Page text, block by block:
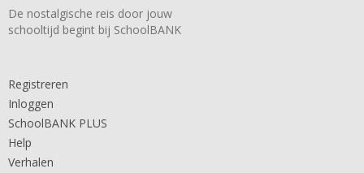
De nostalgische reis door jouw
schooltijd begint bij SchoolBANK
Registreren
Inloggen
SchoolBANK PLUS
Help
Verhalen